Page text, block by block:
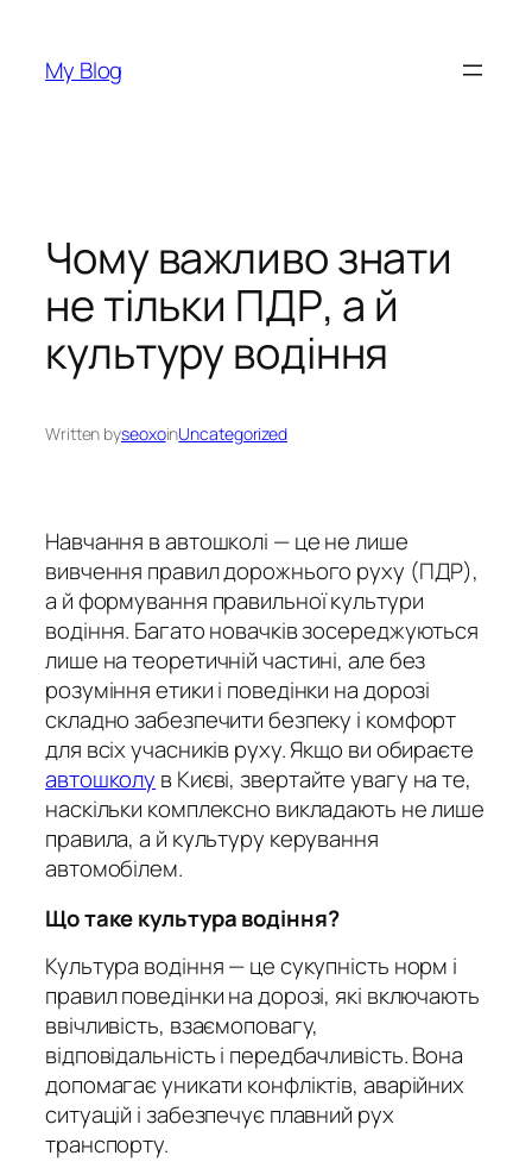
вмісту
My Blog
Чому важливо знати
не тільки ПДР, а й
культуру водіння
Written byseoxoinUncategorized
Навчання в автошколі — це не лише
вивчення правил дорожнього руху (ПДР),
а й формування правильної культури
водіння. Багато новачків зосереджуються
лише на теоретичній частині, але без
розуміння етики і поведінки на дорозі
складно забезпечити безпеку і комфорт
для всіх учасників руху. Якщо ви обираєте
автошколу в Києві, звертайте увагу на те,
наскільки комплексно викладають не лише
правила, а й культуру керування
автомобілем.
Що таке культура водіння?
Культура водіння — це сукупність норм і
правил поведінки на дорозі, які включають
ввічливість, взаємоповагу,
відповідальність і передбачливість. Вона
допомагає уникати конфліктів, аварійних
ситуацій і забезпечує плавний рух
транспорту.